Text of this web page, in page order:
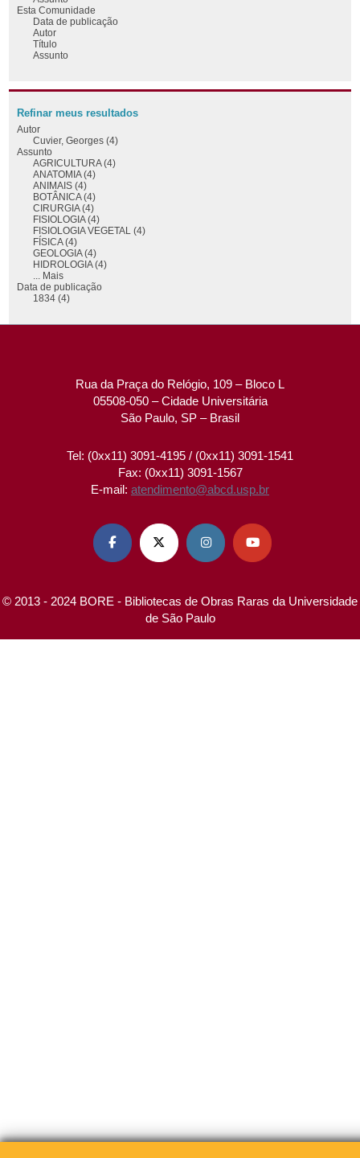
Esta Comunidade
Data de publicação
Autor
Título
Assunto
Refinar meus resultados
Autor
Cuvier, Georges (4)
Assunto
AGRICULTURA (4)
ANATOMIA (4)
ANIMAIS (4)
BOTÂNICA (4)
CIRURGIA (4)
FISIOLOGIA (4)
FISIOLOGIA VEGETAL (4)
FÍSICA (4)
GEOLOGIA (4)
HIDROLOGIA (4)
... Mais
Data de publicação
1834 (4)
Rua da Praça do Relógio, 109 – Bloco L
05508-050 – Cidade Universitária
São Paulo, SP – Brasil
Tel: (0xx11) 3091-4195 / (0xx11) 3091-1541
Fax: (0xx11) 3091-1567
E-mail: atendimento@abcd.usp.br
   
© 2013 - 2024 BORE - Bibliotecas de Obras Raras da Universidade
de São Paulo